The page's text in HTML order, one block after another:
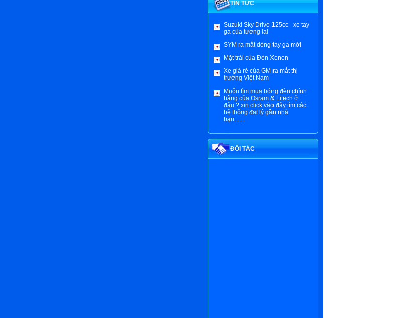
Bóng đèn pha xe hơi 64193NBR
Osram chính hãng
TIN TỨC
Suzuki Sky Drive 125cc - xe tay
ga của tương lai
SYM ra mắt dòng tay ga mới
Mặt trái của Đèn Xenon
Xe giá rẻ của GM ra mắt thị
trường Việt Nam
Muốn tìm mua bóng đèn chính
hãng của Osram & Litech ở
đâu ? xin click vào đây tìm các
hệ thống đại lý gần nhà
bạn.......
ĐỐI TÁC